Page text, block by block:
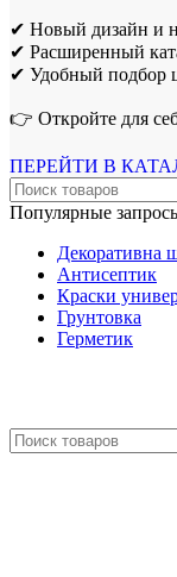
✔ Новый дизайн и
✔ Расширенный
✔ Удобный подбор
👉 Откройте для
ПЕРЕЙТИ В
Популярные
Декоративна
Антисептик
Краски
Грунтовка
Герметик